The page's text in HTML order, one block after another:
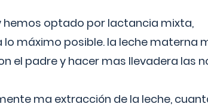
hemos optado por lactancia mixta,
máximo posible. la leche materna
el padre y hacer mas llevadera las
ma extracción de la leche,